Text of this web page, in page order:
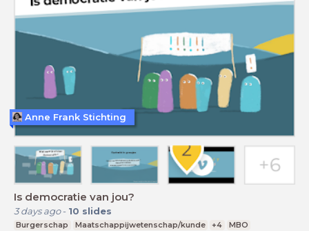
Is democratie van jou?
3 days ago- 10 slides
Burgerschap Maatschappijwetenschap/kunde +4
MBO
Anne Frank Stichting